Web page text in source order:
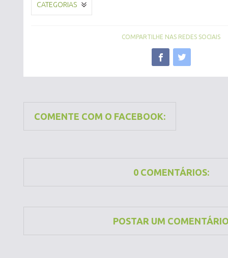
CATEGORIAS
COMPARTILHE NAS REDES SOCIAIS
COMENTE COM O FACEBOOK:
0 COMENTÁRIOS:
POSTAR UM